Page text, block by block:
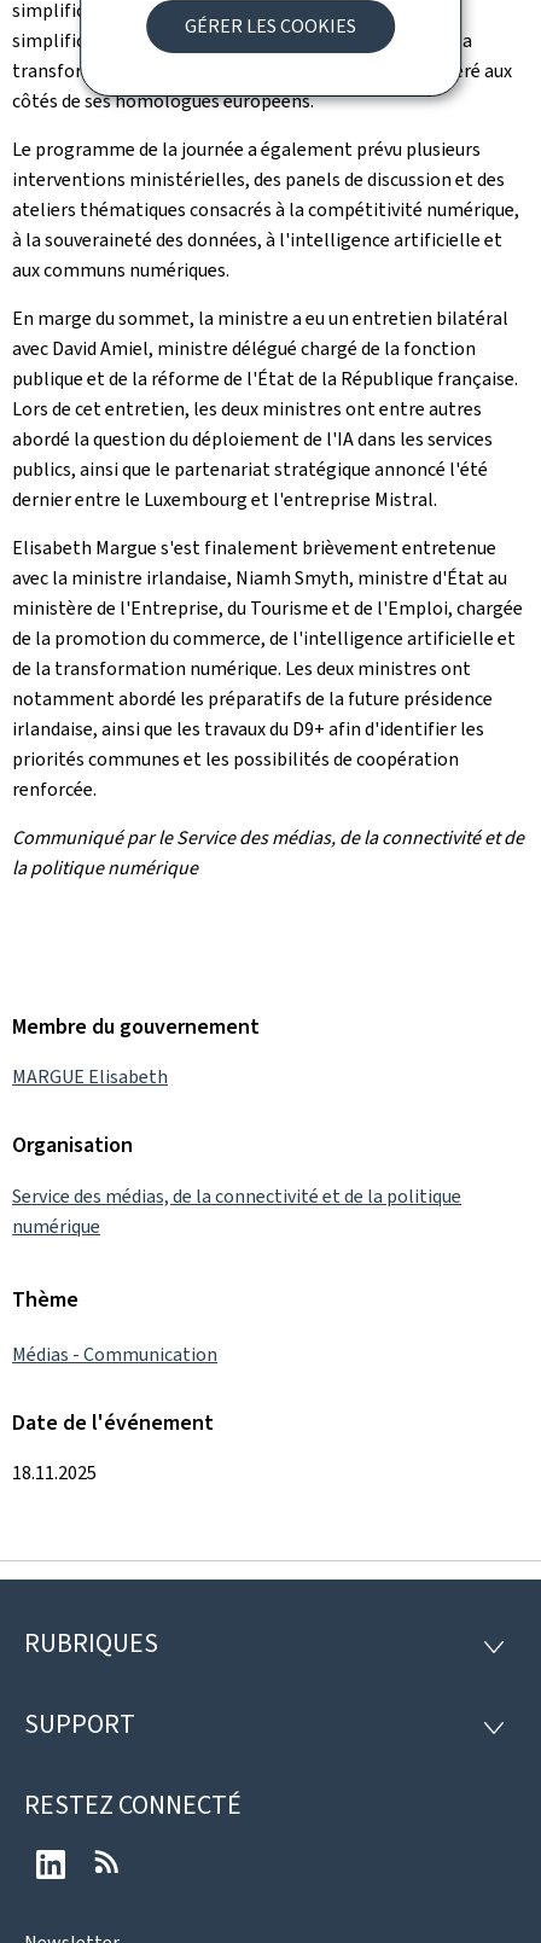
GÉRER LES COOKIES
simplification par défaut et réfléchir aux aspects de
simplification dès la conception des règlements pour la
transformation numérique de l'Europe", a-t-elle suggéré aux
côtés de ses homologues européens.
Le programme de la journée a également prévu plusieurs
interventions ministérielles, des panels de discussion et des
ateliers thématiques consacrés à la compétitivité numérique,
à la souveraineté des données, à l'intelligence artificielle et
aux communs numériques.
En marge du sommet, la ministre a eu un entretien bilatéral
avec David Amiel, ministre délégué chargé de la fonction
publique et de la réforme de l'État de la République française.
Lors de cet entretien, les deux ministres ont entre autres
abordé la question du déploiement de l'IA dans les services
publics, ainsi que le partenariat stratégique annoncé l'été
dernier entre le Luxembourg et l'entreprise Mistral.
Elisabeth Margue s'est finalement brièvement entretenue
avec la ministre irlandaise, Niamh Smyth, ministre d'État au
ministère de l'Entreprise, du Tourisme et de l'Emploi, chargée
de la promotion du commerce, de l'intelligence artificielle et
de la transformation numérique. Les deux ministres ont
notamment abordé les préparatifs de la future présidence
irlandaise, ainsi que les travaux du D9+ afin d'identifier les
priorités communes et les possibilités de coopération
renforcée.
Communiqué par le Service des médias, de la connectivité et de
la politique numérique
Membre du gouvernement
MARGUE Elisabeth
Organisation
Service des médias, de la connectivité et de la politique
numérique
Thème
Médias - Communication
Date de l'événement
18.11.2025
Pied
page
RUBRIQUES
SUPPORT
RESTEZ CONNECTÉ
LinkedIn